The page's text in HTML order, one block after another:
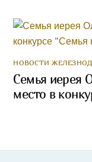
НОВОСТИ
Семья иерея
место в